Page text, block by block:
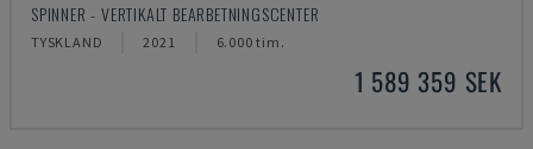
SPINNER - VERTIKALT BEARBETNINGSCENTER
TYSKLAND 2021 6.000 tim.
1 589 359 SEK